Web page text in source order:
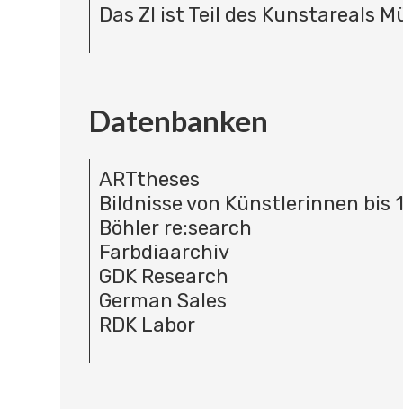
Das ZI ist Teil des Kunstareals
Datenbanken
ARTtheses
Bildnisse von Künstlerinnen bis
Böhler re:search
Farbdiaarchiv
GDK Research
German Sales
RDK Labor